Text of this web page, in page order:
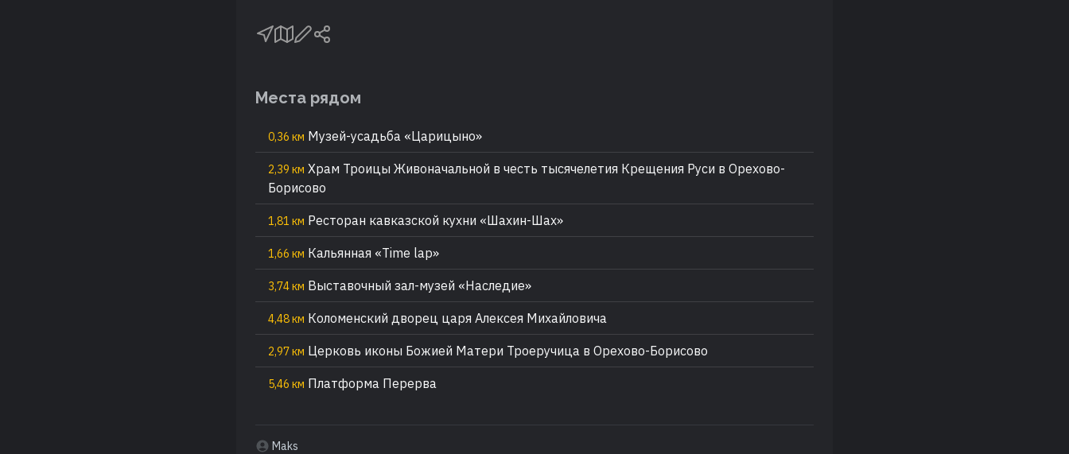
Места рядом
0,36 км Музей-усадьба «Царицыно»
2,39 км Храм Троицы Живоначальной в честь тысячелетия Крещения Руси в Орехово-
Борисово
1,81 км Ресторан кавказской кухни «Шахин-Шах»
1,66 км Кальянная «Time lap»
3,74 км Выставочный зал-музей «Наследие»
4,48 км Коломенский дворец царя Алексея Михайловича
2,97 км Церковь иконы Божией Матери Троеручица в Орехово-Борисово
5,46 км Платформа Перерва
Maks